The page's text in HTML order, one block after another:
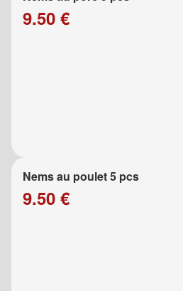
9.50 €
Nems au poulet 5 pcs
9.50 €